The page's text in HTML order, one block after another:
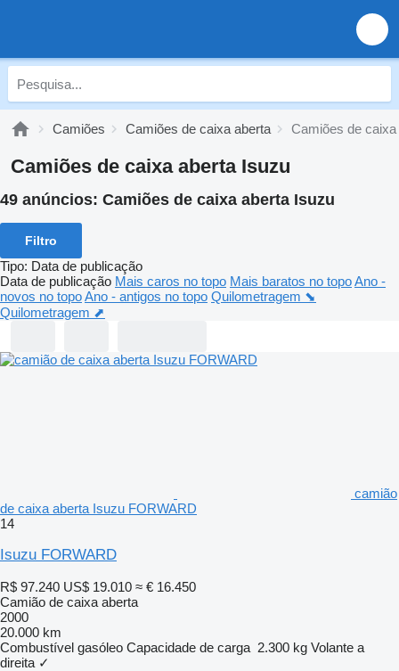
Camiões Camiões de caixa aberta Camiões de
Camiões de caixa aberta Isuzu
49 anúncios: Camiões de caixa aberta Isuzu
Filtro
Tipo: Data de publicação
Data de publicação Mais caros no topo Mais baratos no topoAno -
novos no topoAno - antigos no topo Quilometragem ⬊
Quilometragem ⬈
camião
de caixa aberta Isuzu FORWARD
14
Isuzu FORWARD
R$ 97.240 US$ 19.010 ≈ € 16.450
Camião de caixa aberta
2000
20.000 km
Combustível gasóleo Capacidade de carga 2.300 kg Volante a
direita ✓